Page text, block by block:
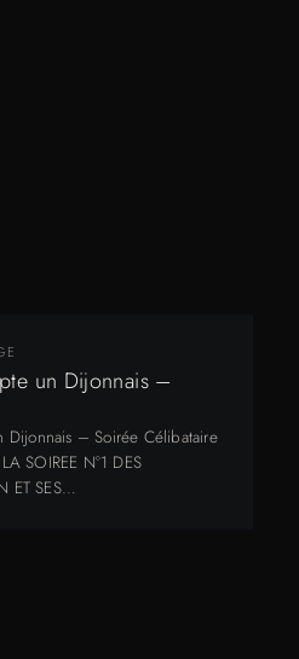
un Dijonnais –
Dijonnais – Soirée Célibataire
SOIREE N°1 DES
ET SES…